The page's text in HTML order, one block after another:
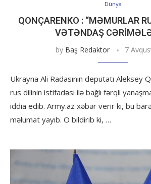
Dünya
QONÇARENKO : “MƏMURLAR
VƏTƏNDAŞ
by Baş Redaktor 7
Ukrayna Ali Radasının deputatı Aleksey
rus dilinin istifadəsi ilə bağlı fərqli
iddia edib. Army.az xəbər verir ki, bu
məlumat yayıb. O bildirib ki, …